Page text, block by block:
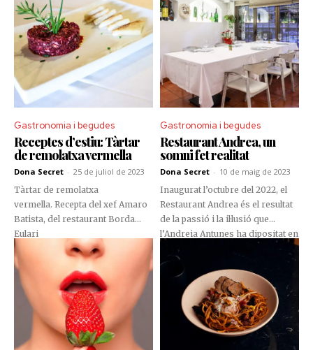
preparar manualment, és molt
senzill i les dues estan
boníssimes.
Gastronomia i begudes
Receptes d’estiu: Tàrtar
de remolatxa vermella
Dona Secret - 25 de juliol de 2023
Tàrtar de remolatxa
vermella. Recepta del xef Amaro
Batista, del restaurant Borda
Eulari
Gastronomia i begudes
Restaurant Andrea, un
somni fet realitat
Dona Secret - 10 de maig de 2023
Inaugurat l’octubre del 2022, el
Restaurant Andrea és el resultat
de la passió i la il·lusió que
l’Andreia Antunes ha dipositat en
la cuina. Ubicat al cèntric carrer
massanenc Costes de Teixidó,
l’establiment és una oda a la
gastronomia de proximitat i als
arrossos, tot i que també destaca
pels seus peixos i mariscos, la
carn a la brasa i els deliciosos